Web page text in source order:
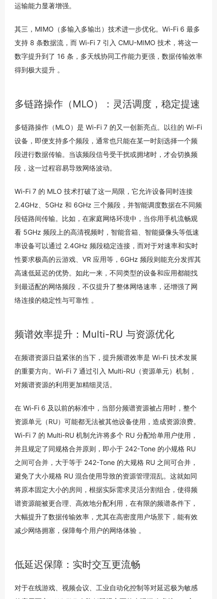
运输能力显著增强。
其三，MIMO（多输入多输出）技术进一步优化。Wi-Fi 6 最多
支持 8 条数据流，而 Wi-Fi 7 引入 CMU-MIMO 技术，将这一
数字提升到了 16 条，多天线协同工作能力更强，数据传输效率
得到极大提升 。
多链路操作（MLO）：灵活调度，稳定提速
多链路操作（MLO）是 Wi-Fi 7 的又一创新亮点。以往的 Wi-Fi
设备，即便支持多个频段，通常也只能在某一时刻选择一个频
段进行数据传输。当该频段信号受干扰或拥堵时，才会切换频
段，这一过程容易导致网络波动。
Wi-Fi 7 的 MLO 技术打破了这一局限，它允许设备同时连接
2.4GHz、5GHz 和 6GHz 三个频段，并智能调度数据在不同频
段链路间传输。比如，在家庭网络环境中，当你用手机流畅观
看 5GHz 频段上的高清视频时，智能音箱、智能摄像头等低速
率设备可以通过 2.4GHz 频段稳定连接，而对于对速率和实时
性要求极高的云游戏、VR 应用等，6GHz 频段则能充分发挥其
高速低延迟的优势。如此一来，不同类型的设备和应用都能找
到最适配的网络频段，不仅提升了整体网络速率，还增强了网
络连接的稳定性与可靠性 。
频谱效率提升：Multi-RU 与资源优化
在频谱资源日益紧张的当下，提升频谱效率是 Wi-Fi 技术发展
的重要方向。Wi-Fi 7 通过引入 Multi-RU（资源单元）机制，
对频谱资源的利用更加精细灵活。
在 Wi-Fi 6 及以前的标准中，当部分频谱资源被占用时，整个
资源单元（RU）可能都无法被其他设备使用，造成资源浪费。
Wi-Fi 7 的 Multi-RU 机制允许将多个 RU 分配给单用户使用，
并且规定了同规格合并原则，即小于 242-Tone 的小规格 RU
之间可合并，大于等于 242-Tone 的大规格 RU 之间可合并，
避免了大小规格 RU 混合使用导致的资源管理混乱。这就如同
将原本固定大小的房间，根据实际需求灵活分割组合，使得频
谱资源能被更合理、高效地分配利用，在有限的频谱条件下，
大幅提升了数据传输效率，尤其在高密度用户场景下，能有效
减少网络拥塞，保障每个用户的网络体验 。
低延迟保障：实时交互更流畅
对于在线游戏、视频会议、工业自动化控制等对延迟极为敏感